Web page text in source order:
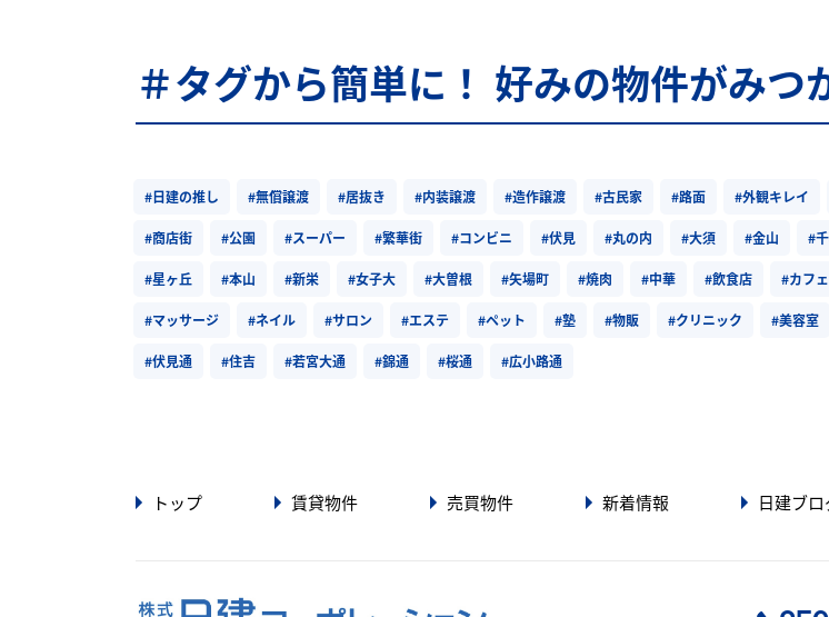
＃タグから簡単に！ 好みの物件がみつ
#日建の推し #無償譲渡 #居抜き #内装譲渡 #造作譲渡 #古民家 #路面 #外観キレイ
#商店街 #公園 #スーパー #繁華街 #コンビニ #伏見 #丸の内 #大須 #金山 #
#星ヶ丘 #本山 #新栄 #女子大 #大曽根 #矢場町 #焼肉 #中華 #飲食店 #カフェ
#マッサージ #ネイル #サロン #エステ #ペット #塾 #物販 #クリニック #美容室
#伏見通 #住吉 #若宮大通 #錦通 #桜通 #広小路通
トップ 賃貸物件 売買物件 新着情報 日建ブロ